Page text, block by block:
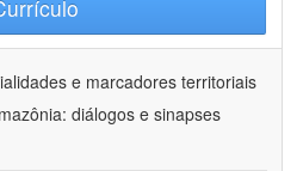
e marcadores territoriais
diálogos e sinapses